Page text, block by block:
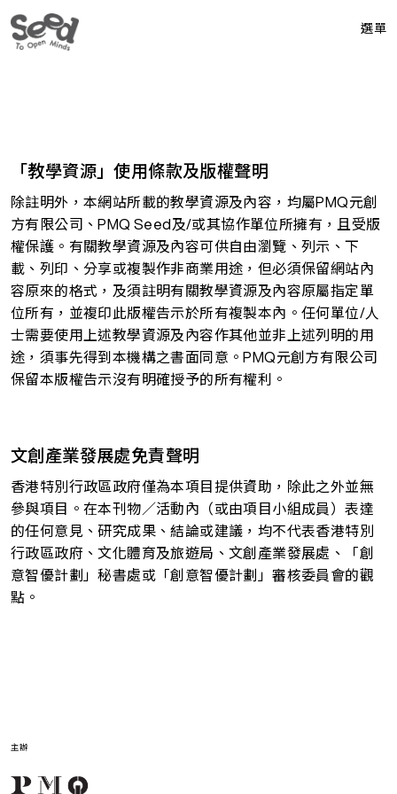
選單
「教學資源」使用條款及版權聲明
除註明外，本網站所載的教學資源及內容，均屬PMQ元創
方有限公司、PMQ Seed及/或其協作單位所擁有，且受版
權保護。有關教學資源及內容可供自由瀏覽、列示、下
載、列印、分享或複製作非商業用途，但必須保留網站內
容原來的格式，及須註明有關教學資源及內容原屬指定單
位所有，並複印此版權告示於所有複製本內。任何單位/人
士需要使用上述教學資源及內容作其他並非上述列明的用
途，須事先得到本機構之書面同意。PMQ元創方有限公司
保留本版權告示沒有明確授予的所有權利。
文創產業發展處免責聲明
香港特別行政區政府僅為本項目提供資助，除此之外並無
參與項目。在本刊物／活動內（或由項目小組成員）表達
的任何意見、研究成果、結論或建議，均不代表香港特別
行政區政府、文化體育及旅遊局、文創產業發展處、「創
意智優計劃」秘書處或「創意智優計劃」審核委員會的觀
點。
主辦